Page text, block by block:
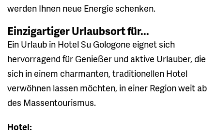
werden Ihnen neue Energie schenken.
Einzigartiger Urlaubsort für...
Ein Urlaub in Hotel Su Gologone eignet sich
hervorragend für Genießer und aktive Urlauber, die
sich in einem charmanten, traditionellen Hotel
verwöhnen lassen möchten, in einer Region weit ab
des Massentourismus.
Hotel: